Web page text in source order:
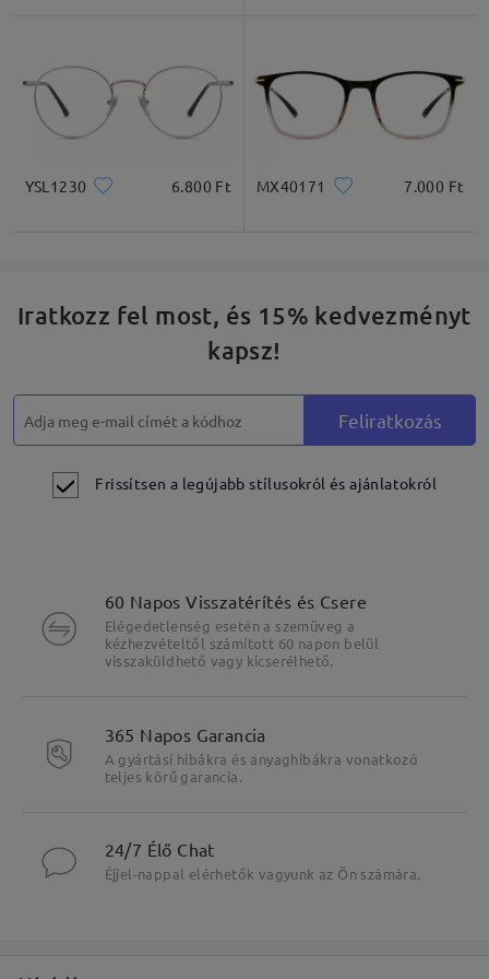
Termékleírás
YSL1230 6.800 Ft MX40171 7.000 Ft
Iratkozz fel most, és 15% kedvezményt
kapsz!
Feliratkozás
Frissítsen a legújabb stílusokról és ajánlatokról
60 Napos Visszatérítés és Csere
Elégedetlenség esetén a szemüveg a
kézhezvételtől számított 60 napon belül
visszaküldhető vagy kicserélhető.
365 Napos Garancia
A gyártási hibákra és anyaghibákra vonatkozó
teljes körű garancia.
24/7 Élő Chat
Éjjel-nappal elérhetők vagyunk az Ön számára.